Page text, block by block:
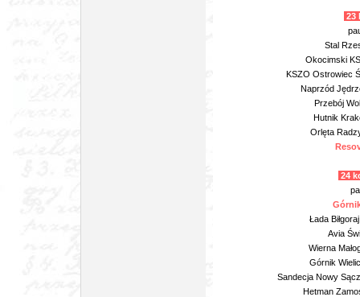
23
Stal
Okocimski
KSZO Ostrowiec
Naprzód
Przebój
Hutnik
Orlęta
24
Łada
Avia
Wierna
Górnik
Sandecja Nowy
Hetman